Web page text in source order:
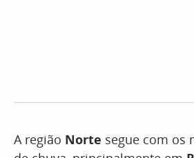
A região Norte segue com os